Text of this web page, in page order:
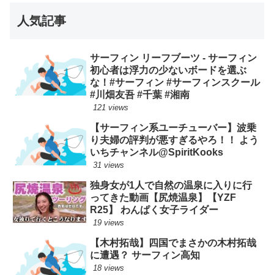
人気記事
サーフィン リーフブーツ - サーフィン
初心者は浮力の少ないボードを選ぶ
な！#サーフィン #サーフィンスクール
#川畑友吾 #千葉 #湘南
121 views
【サーフィン系ユーチューバー】波乗
り夫婦の評判が悪すぎるやろ！！ よう
いちチャンネル@SpiritKooks
31 views
独身女が1人で自然の温泉に入りに行
ってきた動画【尻焼温泉】【YZF
R25】 わんぱく女子ライダー
19 views
【木村拓哉】四国でまさかの木村拓哉
に遭遇？ サーフィン高知
18 views